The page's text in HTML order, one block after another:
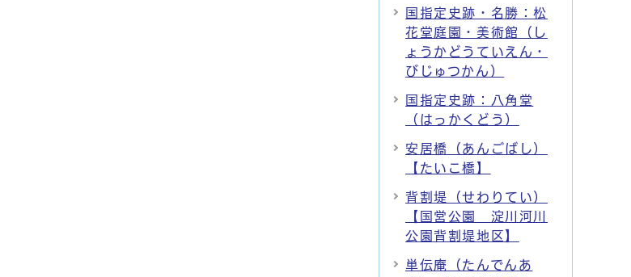
国指定史跡・名勝：松
花堂庭園・美術館（し
ょうかどうていえん・
びじゅつかん）
国指定史跡：八角堂
（はっかくどう）
安居橋（あんごばし）
【たいこ橋】
背割堤（せわりてい）
【国営公園 淀川河川
公園背割堤地区】
単伝庵（たんでんあ